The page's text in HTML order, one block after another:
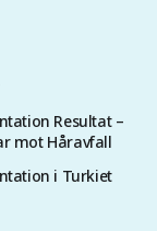
Resultat –
mot Håravfall
i Turkiet